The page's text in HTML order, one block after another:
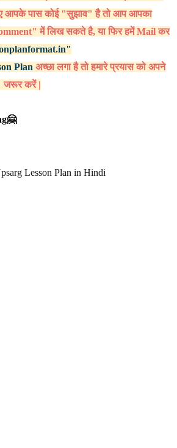
आपके पास कोई "सुझाव" हैै तो आप आपका
में लिख सकते है, या फिर हमें Mail कर
Plan अच्छा लगा है तो हमारे प्रयास को अपने
जरूर करें |
Lesson Plan in Hindi